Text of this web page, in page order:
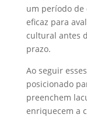
um período de
eficaz para
cultural antes
prazo.
Ao seguir
posicionado
preenchem
enriquecem a